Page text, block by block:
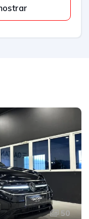
*** - mostrar
50